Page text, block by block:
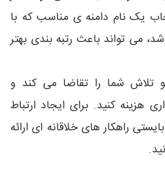
یک نام دامنه ی مناسب که با
می تواند باعث رتبه بندی بهتر
تلاش شما را تقاضا می کند و
هزینه کنید. برای ایجاد ارتباط
راهکار های خلاقانه ای ارائه